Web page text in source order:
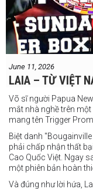
June 11, 2026
LAIA – TỪ VIỆT
Võ sĩ người Papua
mắt nhà nghề trên
mang tên Trigger
Biệt danh
phải chấp nhận thất
Cao Quốc Việt. Ngay
một phiên bản hoàn
Và đúng như lời hứa,